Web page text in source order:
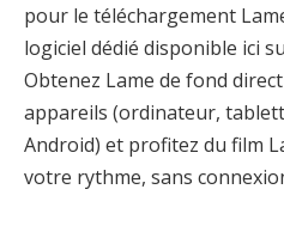
pour le téléchargement
logiciel dédié disponible ici
Obtenez Lame de fond
appareils (ordinateur,
Android) et profitez du film
votre rythme, sans